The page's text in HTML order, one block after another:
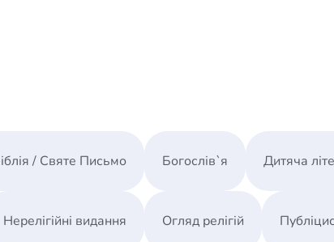
/ Святе Письмо Богослів`я Дитяча
Нерелігійні видання Огляд релігій